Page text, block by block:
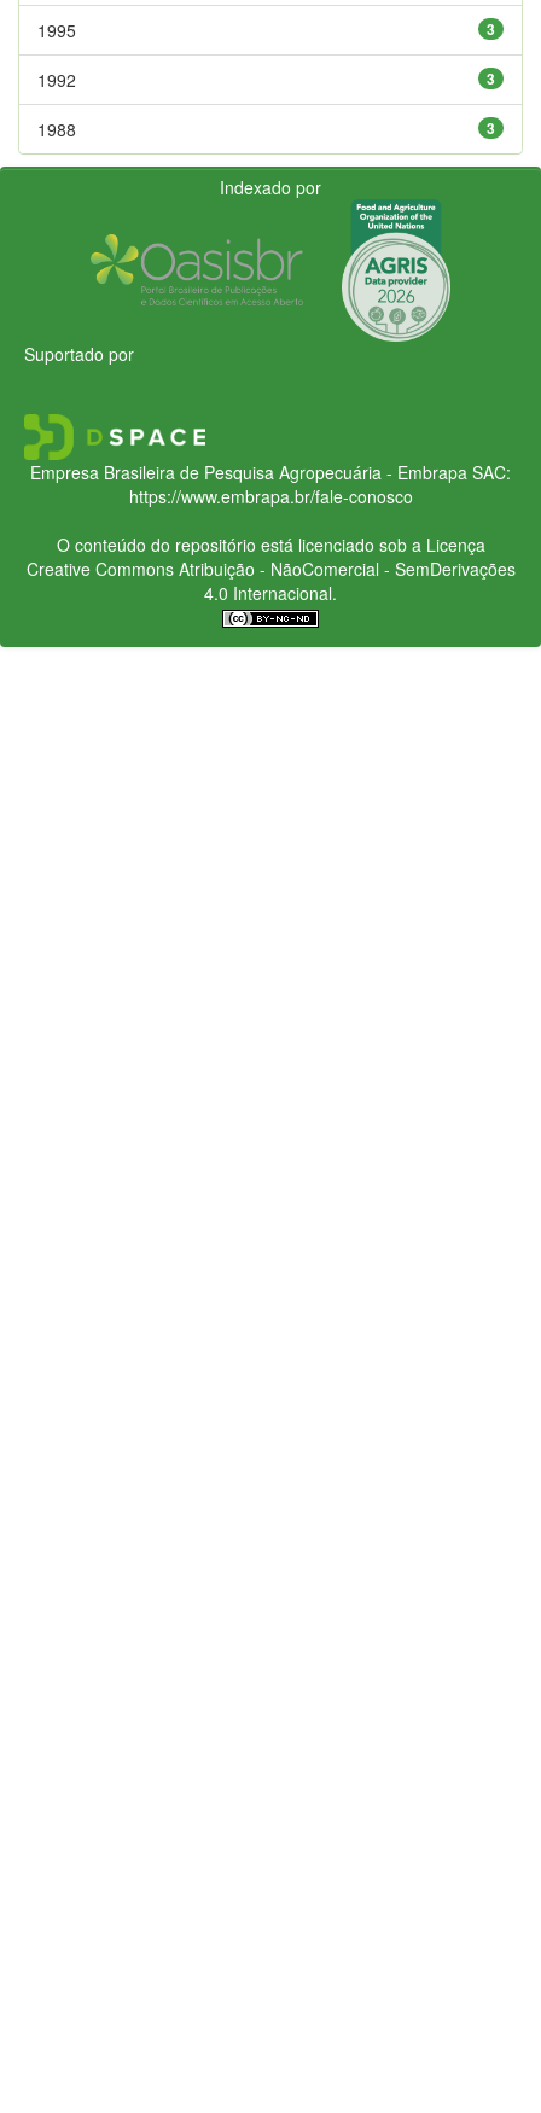
3
1995
3
1992
3
1988
Indexado por
Suportado por
Empresa Brasileira de Pesquisa Agropecuária - Embrapa SAC:
https://www.embrapa.br/fale-conosco
O conteúdo do repositório está licenciado sob a Licença
Creative CommonsAtribuição - NãoComercial - SemDerivações
4.0 Internacional.